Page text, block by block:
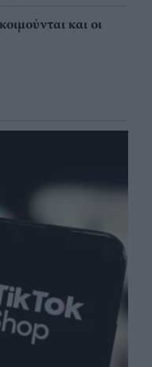
και οι